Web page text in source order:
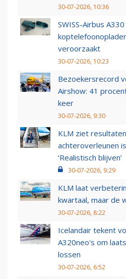
30-07-2026, 10:36
SWISS-Airbus
veroorzaakt
30-07-2026, 10:23
Bezoekersrecord
Airshow: 41
keer
30-07-2026, 9:30
KLM ziet
achteroverleunen
‘Realistisch blijven’
30-07-2026, 9:29
KLM laat
kwartaal, maar de
30-07-2026, 8:22
Icelandair tekent
A320neo's om
lossen
30-07-2026, 6:52